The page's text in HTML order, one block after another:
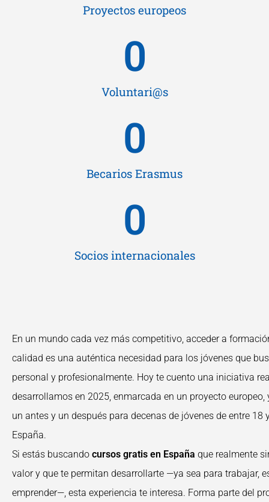
Proyectos europeos
Voluntari@s
0
Becarios Erasmus
0
Socios internacionales
0
En un mundo cada vez más competitivo, acceder a
calidad es una auténtica necesidad para los jóvenes que
personal y profesionalmente. Hoy te cuento una iniciativa
desarrollamos en 2025, enmarcada en un proyecto europeo,
un antes y un después para decenas de jóvenes de entre 18
España.
Si estás buscando cursos gratis en España que realmente
valor y que te permitan desarrollarte —ya sea para trabajar,
emprender—, esta experiencia te interesa. Forma parte del